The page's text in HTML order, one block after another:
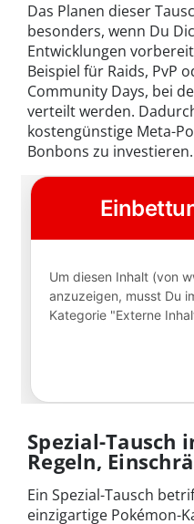
Das Planen dieser
besonders, wenn Du
Entwicklungen
Beispiel für Raids, PvP
Community Days, bei
verteilt werden.
kostengünstige Meta-
Bonbons zu investieren.
Spezial-Tausch
Regeln,
Ein Spezial-Tausch
einzigartige Pokémon-